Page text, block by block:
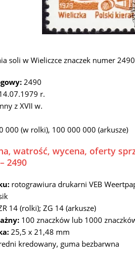
soli w Wieliczce znaczek numer 2490
2490
r.
z XVII w.
000 (w rolki), 100 000 000 (arkusze)
watrość, wycena, oferty
2490
rotograwiura drukarni VEB
14 (rolki); ZG 14 (arkusze)
100 znaczków lub 1000
25,5 x 21,48 mm
kredowany, guma bezbarwna